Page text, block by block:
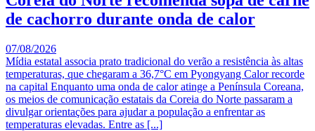
de cachorro durante onda de calor
07/08/2026
Mídia estatal associa prato tradicional do verão a resistência às altas
temperaturas, que chegaram a 36,7°C em Pyongyang Calor recorde
na capital Enquanto uma onda de calor atinge a Península Coreana,
os meios de comunicação estatais da Coreia do Norte passaram a
divulgar orientações para ajudar a população a enfrentar as
temperaturas elevadas. Entre as [...]